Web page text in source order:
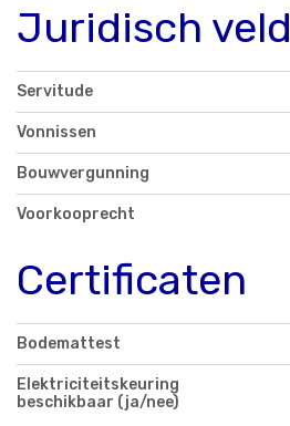
Juridisch veld
Servitude
Vonnissen
Bouwvergunning
Voorkooprecht
Certificaten
Bodemattest
Elektriciteitskeuring
beschikbaar (ja/nee)